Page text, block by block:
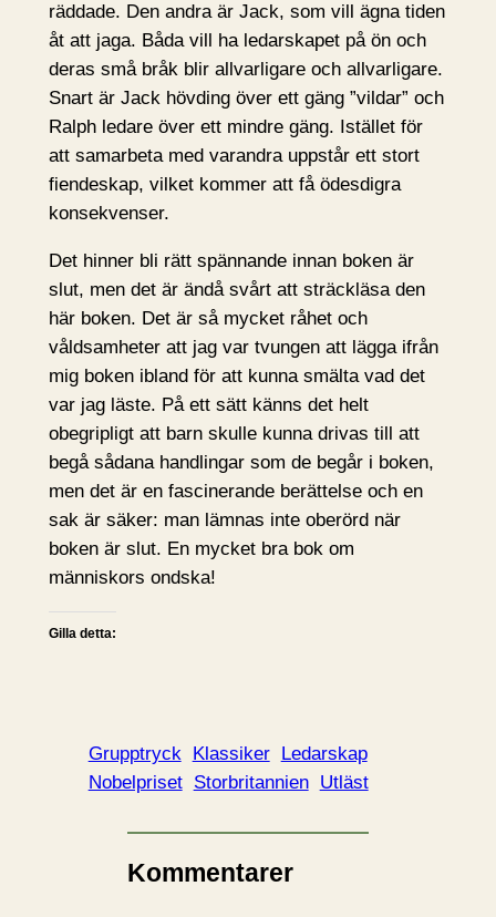
räddade. Den andra är Jack, som vill ägna tiden
åt att jaga. Båda vill ha ledarskapet på ön och
deras små bråk blir allvarligare och allvarligare.
Snart är Jack hövding över ett gäng ”vildar” och
Ralph ledare över ett mindre gäng. Istället för
att samarbeta med varandra uppstår ett stort
fiendeskap, vilket kommer att få ödesdigra
konsekvenser.
Det hinner bli rätt spännande innan boken är
slut, men det är ändå svårt att sträckläsa den
här boken. Det är så mycket råhet och
våldsamheter att jag var tvungen att lägga ifrån
mig boken ibland för att kunna smälta vad det
var jag läste. På ett sätt känns det helt
obegripligt att barn skulle kunna drivas till att
begå sådana handlingar som de begår i boken,
men det är en fascinerande berättelse och en
sak är säker: man lämnas inte oberörd när
boken är slut. En mycket bra bok om
människors ondska!
Gilla detta:
Grupptryck Klassiker Ledarskap
Nobelpriset Storbritannien Utläst
Kommentarer